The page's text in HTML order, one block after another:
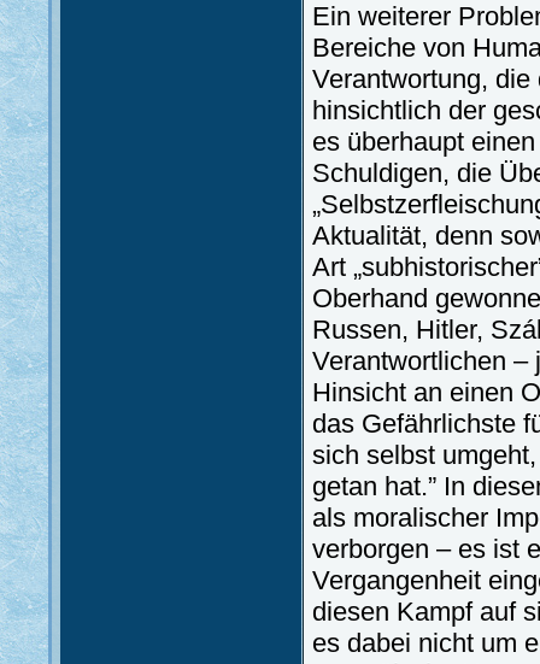
Ein weiterer
Bereiche von
Verantwortung,
hinsichtlich der
es überhaupt
Schuldigen, die
Aktualität, denn
Art
Oberhand
Russen, Hitler,
Verantwortlichen –
Hinsicht an einen
das Gefährlichste
sich selbst
getan hat.” In
als moralischer
verborgen – es ist
Vergangenheit
diesen Kampf auf
es dabei nicht um